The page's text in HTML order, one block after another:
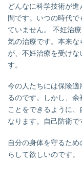
どんなに科学技術が
間です。いつの時代
ていません。 不妊治
気の治療です。本来
が、不妊治療を受け
す。
今の人たちには保険
るのです。しかし、
ことをできるように
なります。自己防衛で
自分の身体を守るた
らして欲しいのです。